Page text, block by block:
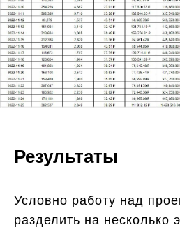
Результаты
Условно работу над
разделить на несколько